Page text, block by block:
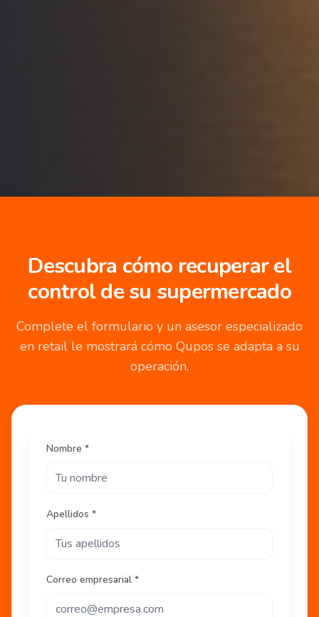
Descubra cómo recuperar el
control de su supermercado
Complete el formulario y un asesor especializado
en retail le mostrará cómo Qupos se adapta a su
operación.
Nombre *
Apellidos *
Correo empresarial *